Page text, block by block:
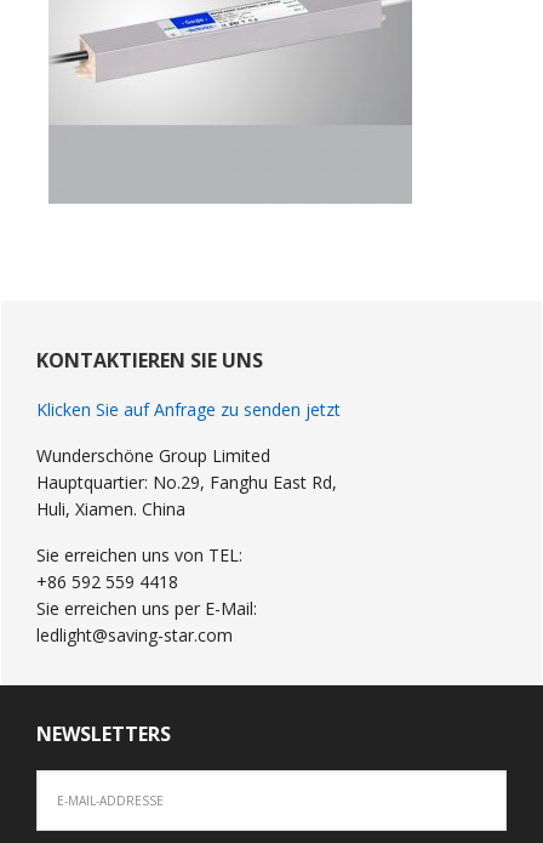
Sidebar
KONTAKTIEREN SIE UNS
Klicken Sie auf Anfrage zu senden jetzt
Wunderschöne Group Limited
Hauptquartier: No.29, Fanghu East Rd,
Huli, Xiamen. China
Sie erreichen uns von TEL:
+86 592 559 4418
Sie erreichen uns per E-Mail:
ledlight@saving-star.com
NEWSLETTERS